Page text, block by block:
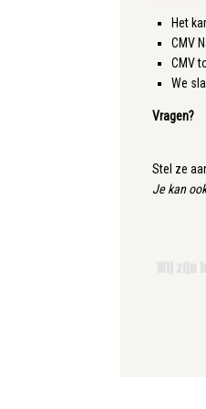
Het
CMV
CMV
We
Vragen?
Stel ze
Je kan